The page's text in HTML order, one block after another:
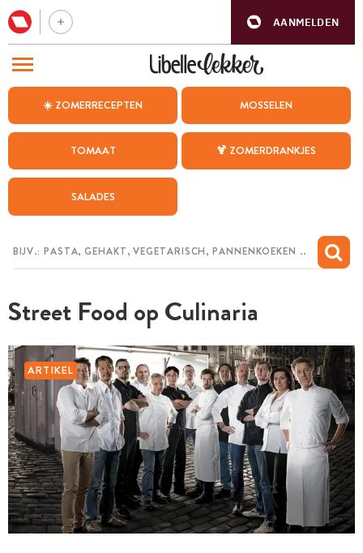
AANMELDEN
☀️ ZOMERRECEPTEN MOSSELEN
TOMAAT 🍹 ZOMERDRANKJES
SALADES
Street Food op Culinaria
ARTIKEL
BEZOEK ONZE ANDERE WEBSITES
WEEKMENU
CHAT MET MAIA
MIJN BEWAARDE RECEPTEN